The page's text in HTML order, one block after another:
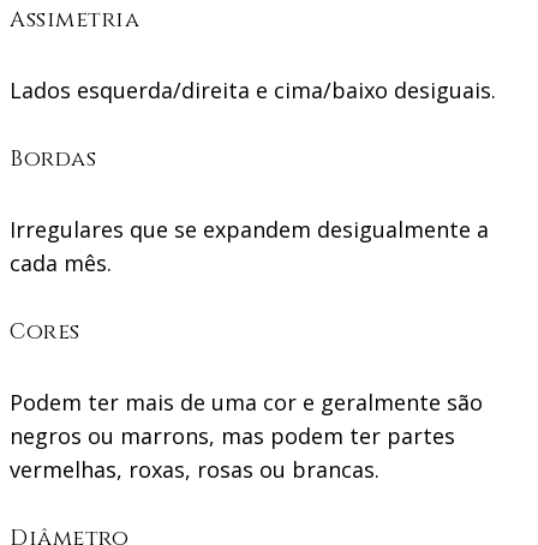
Assimetria
Lados esquerda/direita e cima/baixo desiguais.
Bordas
Irregulares que se expandem desigualmente a
cada mês.
Cores
Podem ter mais de uma cor e geralmente são
negros ou marrons, mas podem ter partes
vermelhas, roxas, rosas ou brancas.
Diâmetro